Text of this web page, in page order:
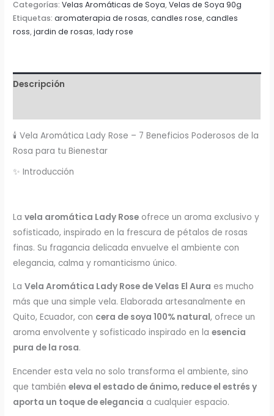
Elegante,
Sofisticado
cantidad
Categorías:Velas Aromáticas de Soya,Velas de Soya 90g
Etiquetas:aromaterapia de rosas,candles rose,candles
ross,jardin de rosas,lady rose
Descripción
🕯️ Vela Aromática Lady Rose – 7 Beneficios Poderosos de la
Rosa para tu Bienestar
✨ Introducción
Lavela aromática Lady Rose ofrece un aroma exclusivo y
sofisticado, inspirado en la frescura de pétalos de rosas
finas. Su fragancia delicada envuelve el ambiente con
elegancia, calma y romanticismo único.
LaVela Aromática Lady Rose de Velas El Aura es mucho
más que una simple vela. Elaborada artesanalmente en
Quito, Ecuador, con cera de soya 100% natural, ofrece un
aroma envolvente y sofisticado inspirado en laesencia
pura de la rosa.
Encender esta vela no solo transforma el ambiente, sino
que tambiéneleva el estado de ánimo, reduce el estrés y
aporta un toque de elegancia a cualquier espacio.